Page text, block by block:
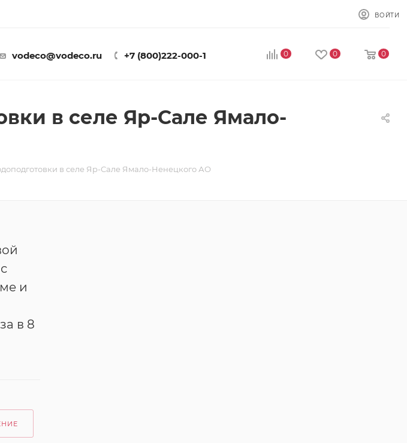
ВОЙТИ
vodeco@vodeco.ru +7 (800)222-000-1 0 0 0
в селе Яр-Сале Ямало-
в селе Яр-Сале Ямало-Ненецкого АО
и
в 8